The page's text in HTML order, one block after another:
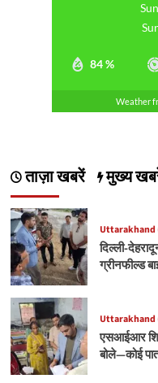
84 %
Weather
ताज़ा खबरें मुख्य
Uttarakhand
दिल्ली-
ग्रीनफील्ड
Uttarakhand
एसआईआर
बोले—कोई